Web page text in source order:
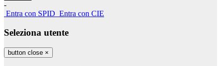
-
Entra con SPID Entra con CIE
Seleziona utente
button close ×